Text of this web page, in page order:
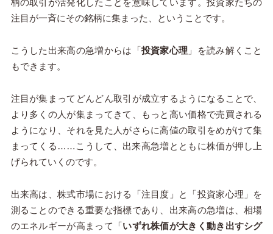
柄の取引が活発化したことを意味しています。投資家たちの
注目が一斉にその銘柄に集まった、ということです。
こうした出来高の急増からは「投資家心理 」を読み解くこと
もできます。
注目が集まってどんどん取引が成立するようになることで、
より多くの人が集まってきて、もっと高い価格で売買される
ようになり、それを見た人がさらに高値の取引をめがけて集
まってくる……こうして、出来高急増とともに株価が押し上
げられていくのです。
出来高は、株式市場における「注目度」と「投資家心理」を
測ることのできる重要な指標であり、出来高の急増は、相場
のエネルギーが高まって「いずれ株価が大きく動き出すシグ